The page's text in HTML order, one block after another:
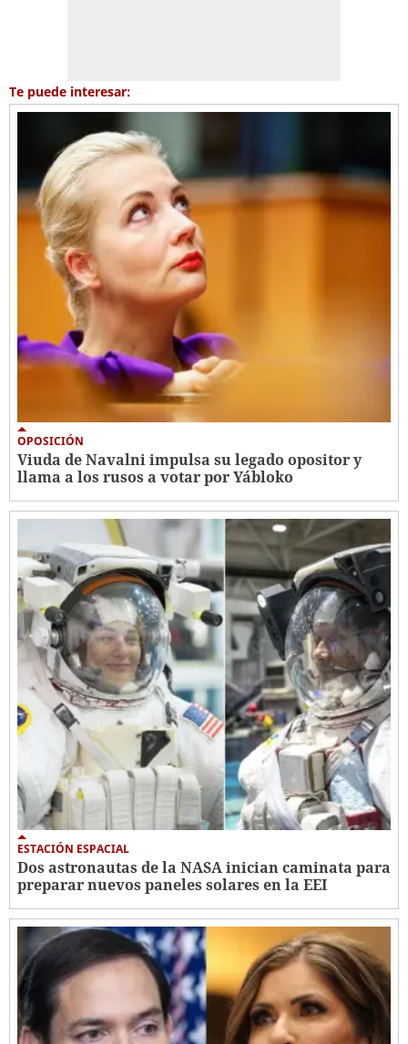
Te puede interesar:
OPOSICIÓN
Viuda de Navalni impulsa su legado opositor y
llama a los rusos a votar por Yábloko
ESTACIÓN ESPACIAL
Dos astronautas de la NASA inician caminata para
preparar nuevos paneles solares en la EEI